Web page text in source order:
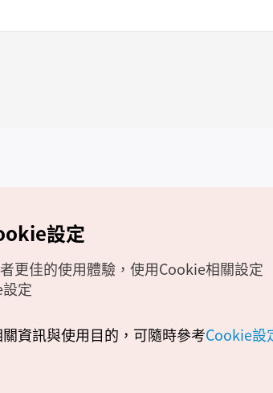
公社版權所有
迎來信至官方信箱
設定
更佳的使用體驗，使用Cookie相關設定
定
資訊與使用目的，可隨時參考Cookie設